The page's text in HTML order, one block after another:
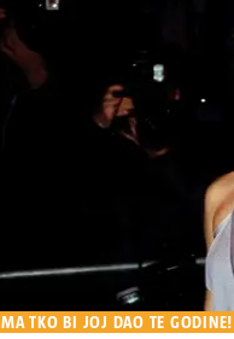
MA TKO BI JOJ DAO TE GODINE!